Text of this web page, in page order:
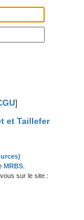
]
et Taillefer
MRBS.
sur le site :